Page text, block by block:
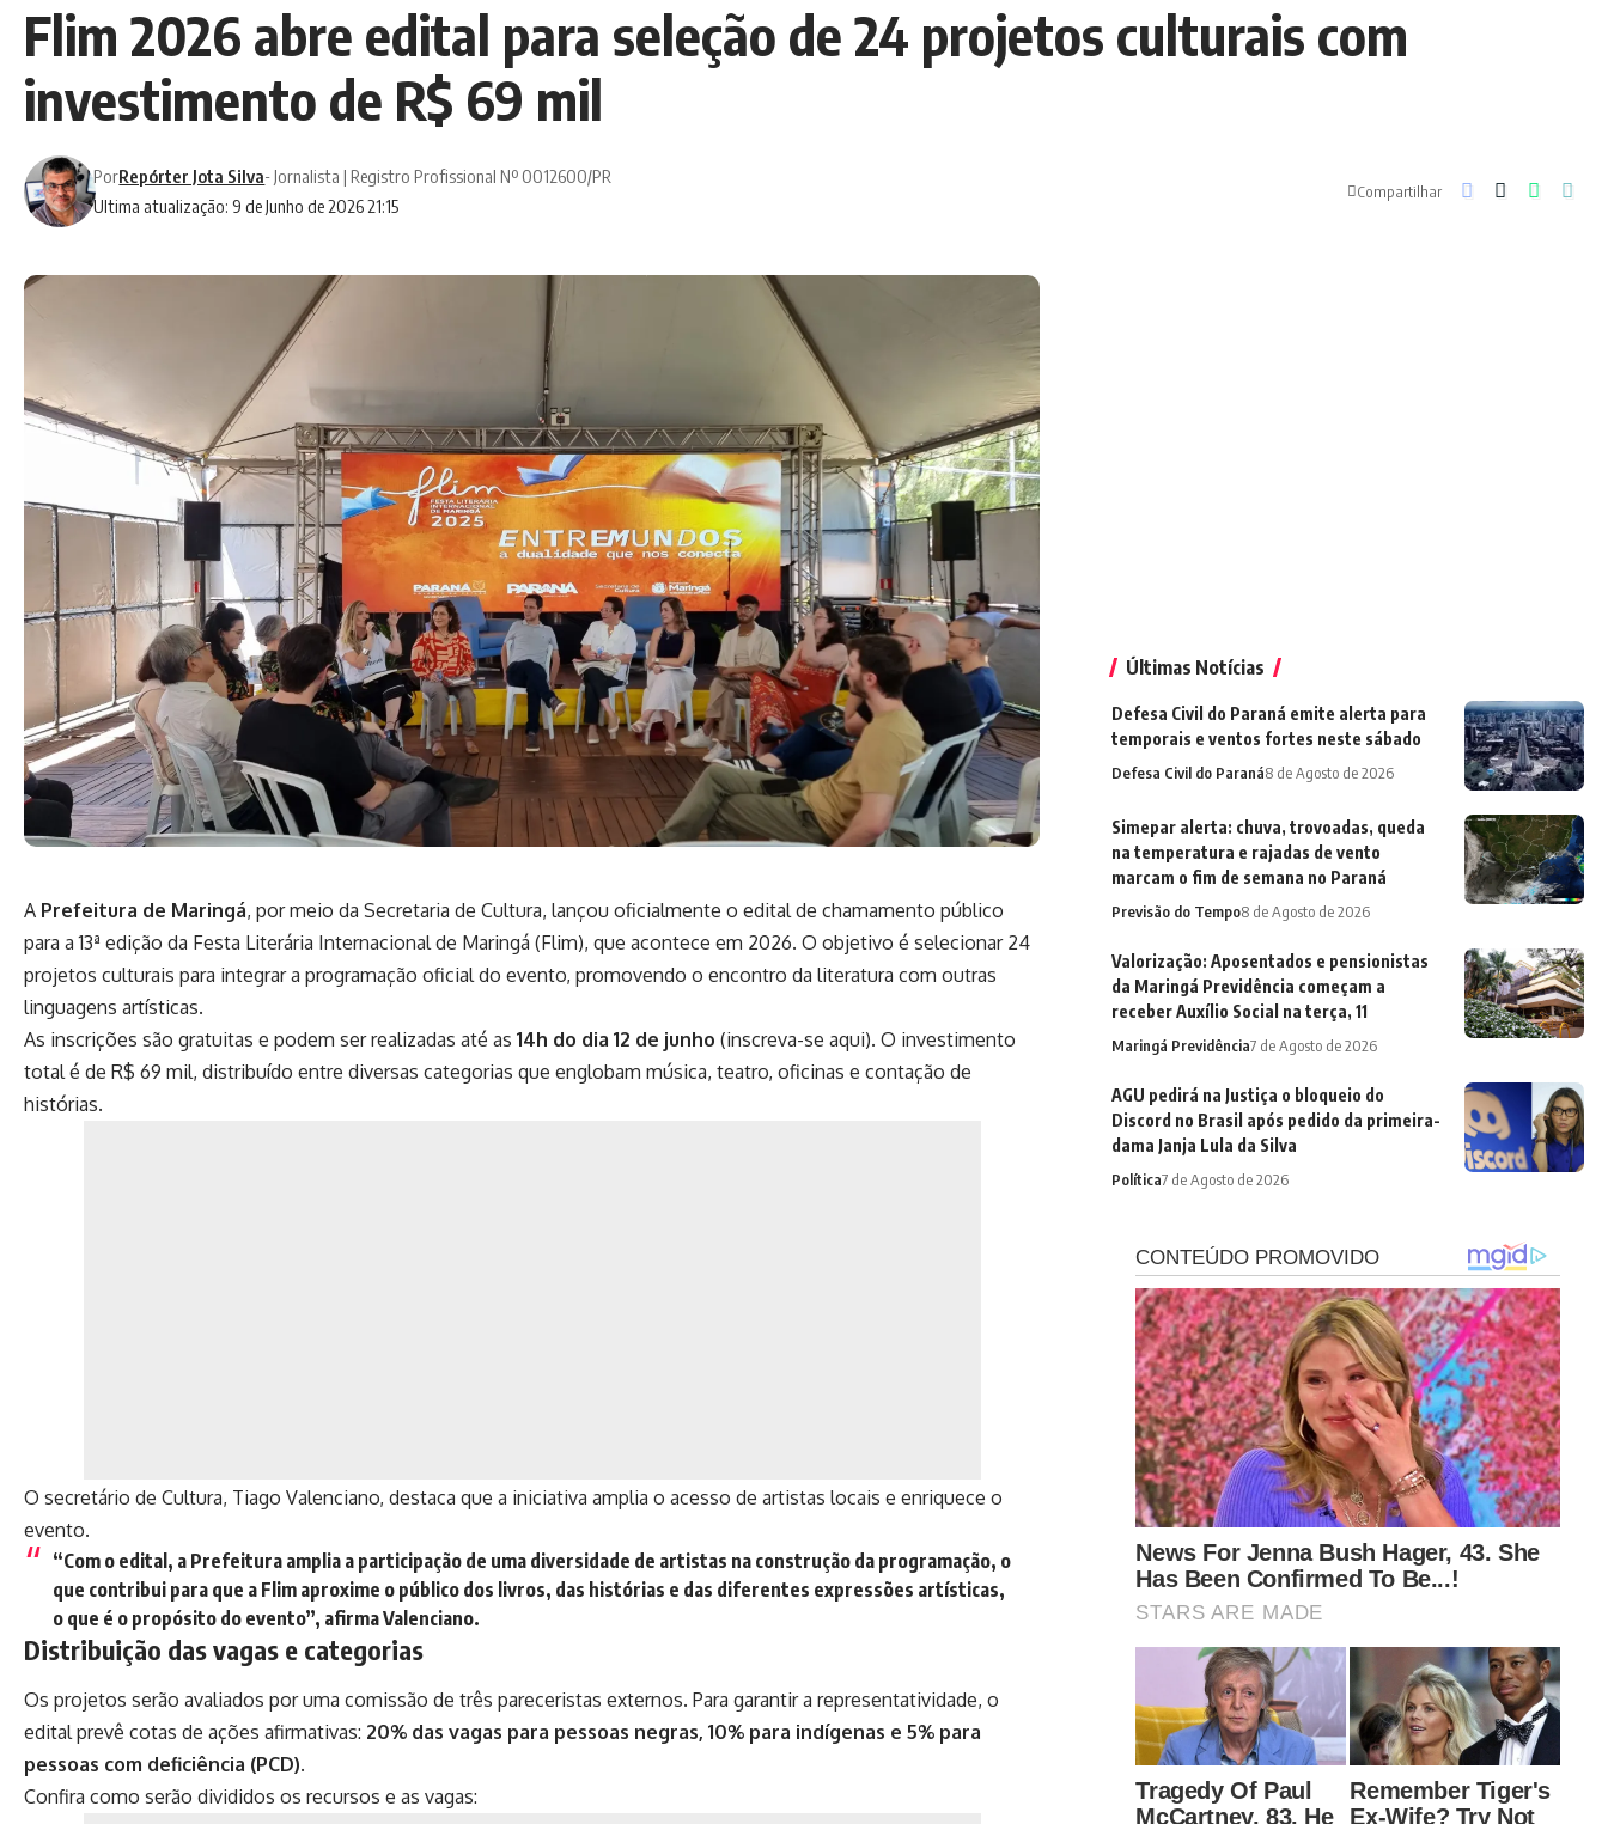
Flim 2026 abre edital para seleção de 24 projetos culturais com
investimento de R$ 69 mil
Ultima atualização: 9 de Junho de 2026 21:15
PorRepórter Jota Silva- Jornalista | Registro Profissional Nº 0012600/PR
Compartilhar
A Prefeitura de Maringá, por meio da Secretaria de Cultura, lançou oficialmente o edital de chamamento público
para a 13ª edição da Festa Literária Internacional de Maringá (Flim), que acontece em 2026. O objetivo é selecionar 24
projetos culturais para integrar a programação oficial do evento, promovendo o encontro da literatura com outras
linguagens artísticas.
As inscrições são gratuitas e podem ser realizadas até as 14h do dia 12 de junho (inscreva-se aqui). O investimento
total é de R$ 69 mil, distribuído entre diversas categorias que englobam música, teatro, oficinas e contação de
histórias.
O secretário de Cultura, Tiago Valenciano, destaca que a iniciativa amplia o acesso de artistas locais e enriquece o
evento.
“Com o edital, a Prefeitura amplia a participação de uma diversidade de artistas na construção da programação, o
que contribui para que a Flim aproxime o público dos livros, das histórias e das diferentes expressões artísticas,
o que é o propósito do evento”, afirma Valenciano.
Distribuição das vagas e categorias
Os projetos serão avaliados por uma comissão de três pareceristas externos. Para garantir a representatividade, o
edital prevê cotas de ações afirmativas: 20% das vagas para pessoas negras, 10% para indígenas e 5% para
pessoas com deficiência (PCD).
Confira como serão divididos os recursos e as vagas:
Últimas Notícias
Defesa Civil do Paraná emite alerta para
temporais e ventos fortes neste sábado
Defesa Civil do Paraná8 de Agosto de 2026
Simepar alerta: chuva, trovoadas, queda
na temperatura e rajadas de vento
marcam o fim de semana no Paraná
Previsão do Tempo8 de Agosto de 2026
Valorização: Aposentados e pensionistas
da Maringá Previdência começam a
receber Auxílio Social na terça, 11
Maringá Previdência7 de Agosto de 2026
AGU pedirá na Justiça o bloqueio do
Discord no Brasil após pedido da primeira-
dama Janja Lula da Silva
Política7 de Agosto de 2026